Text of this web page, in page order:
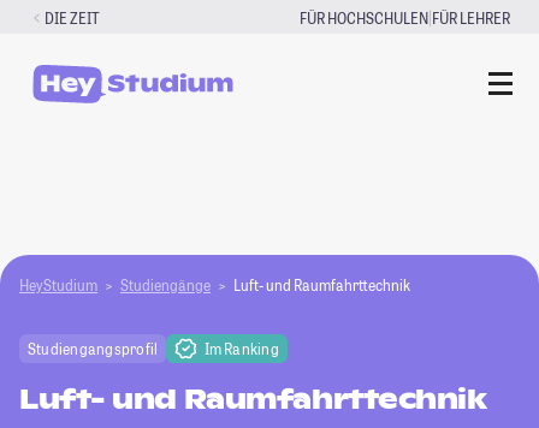
Zum
springen
DIE ZEIT FÜR HOCHSCHULEN|FÜR LEHRER
HeyStudium Studiengänge Luft- und Raumfahrttechnik
Studiengangsprofil Im Ranking
Luft- und Raumfahrttechnik